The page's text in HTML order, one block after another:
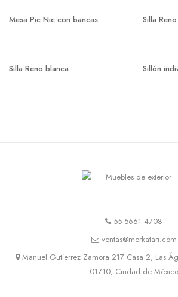
Mesa Pic Nic con bancas Silla Reno
Silla Reno blanca Sillón
55 5661 4708
ventas@merkatari.com
Manuel Gutierrez Zamora 217 Casa 2, Las
01710, Ciudad de México